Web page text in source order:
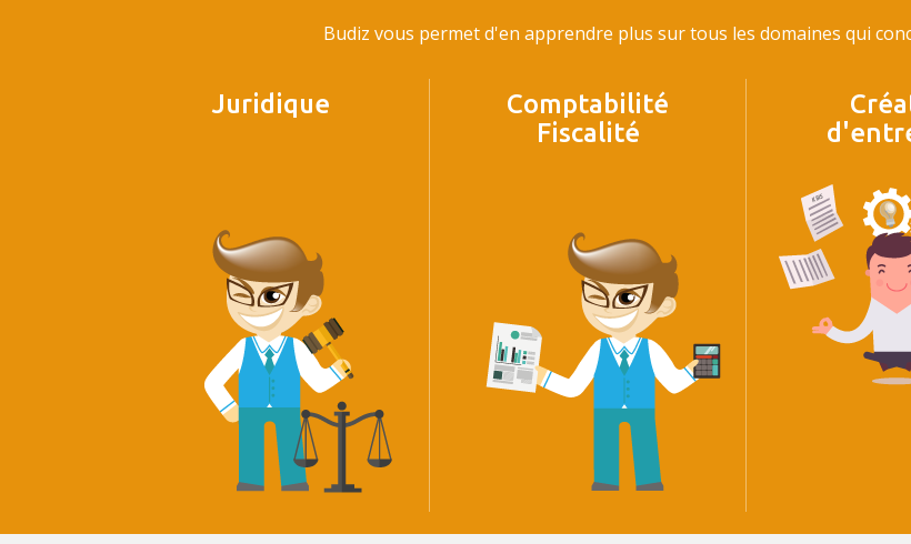
Budiz vous permet d'en apprendre plus sur tous les domaines qui
Juridique
Comptabilité
Fiscalité